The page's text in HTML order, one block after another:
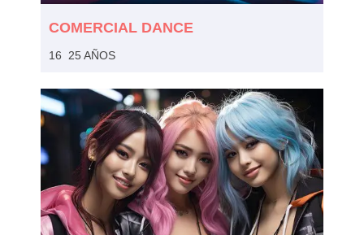
COMERCIAL DANCE
16 25 AÑOS